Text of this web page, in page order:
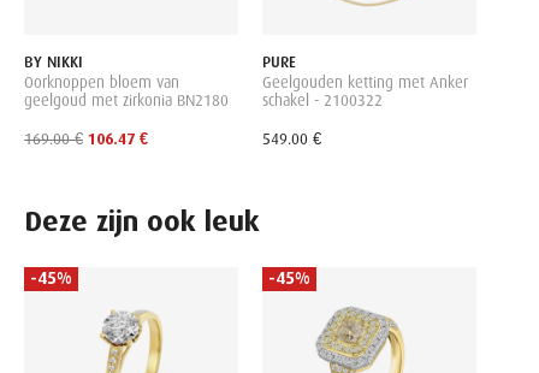
BY NIKKI
Oorknoppen bloem van
geelgoud met zirkonia BN2180
169.00 € 106.47 €
PURE
Geelgouden ketting met Anker
schakel - 2100322
549.00 €
Deze zijn ook leuk
-45% -45%